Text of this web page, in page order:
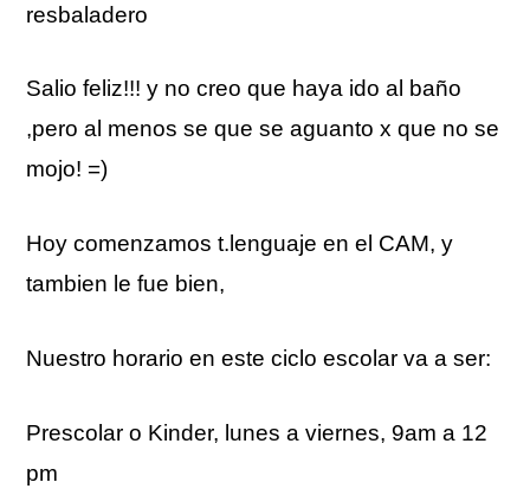
resbaladero
Salio feliz!!! y no creo que haya ido al baño
,pero al menos se que se aguanto x que no se
mojo! =)
Hoy comenzamos t.lenguaje en el CAM, y
tambien le fue bien,
Nuestro horario en este ciclo escolar va a ser:
Prescolar o Kinder, lunes a viernes, 9am a 12
pm